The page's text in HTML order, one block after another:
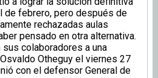
de febrero, pero después de
rechazadas aulas
pensado en otra alternativa.
colaboradores a una
Otheguy el viernes 27
con el defensor General de